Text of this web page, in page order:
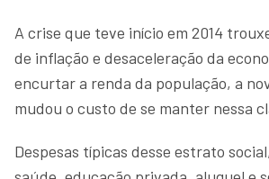
A crise que teve início em 2014
de inflação e desaceleração da
encurtar a renda da população, a
mudou o custo de se manter nessa
Despesas típicas desse estrato